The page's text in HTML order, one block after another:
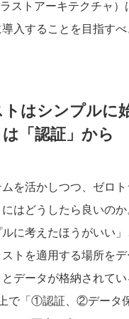
ラストアーキテクチャ
入することを目指す
はシンプルに
「認証」から
を活かしつつ、ゼロ
はどうしたら良いの
に考えたほうがいい
トを適用する場所を
データが格納されてい
で「①認証、②データ